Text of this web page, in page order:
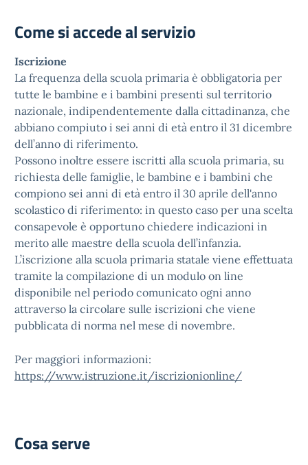
Come si accede al servizio
Iscrizione
La frequenza della scuola primaria è obbligatoria per
tutte le bambine e i bambini presenti sul territorio
nazionale, indipendentemente dalla cittadinanza, che
abbiano compiuto i sei anni di età entro il 31 dicembre
dell’anno di riferimento.
Possono inoltre essere iscritti alla scuola primaria, su
richiesta delle famiglie, le bambine e i bambini che
compiono sei anni di età entro il 30 aprile dell'anno
scolastico di riferimento: in questo caso per una scelta
consapevole è opportuno chiedere indicazioni in
merito alle maestre della scuola dell’infanzia.
L’iscrizione alla scuola primaria statale viene effettuata
tramite la compilazione di un modulo on line
disponibile nel periodo comunicato ogni anno
attraverso la circolare sulle iscrizioni che viene
pubblicata di norma nel mese di novembre.
Per maggiori informazioni:
https://www.istruzione.it/iscrizionionline/
Cosa serve